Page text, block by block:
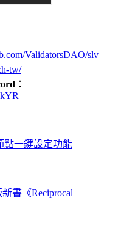
ValidatorsDAO/slv
tw/
：
點一鍵設定功能
新書《Reciprocal